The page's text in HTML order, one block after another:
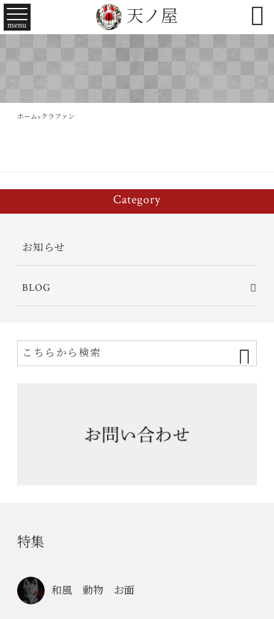
天ノ屋
menu 
ホーム> クラファン
Category
お知らせ
BLOG
特集
和風 動物 お面